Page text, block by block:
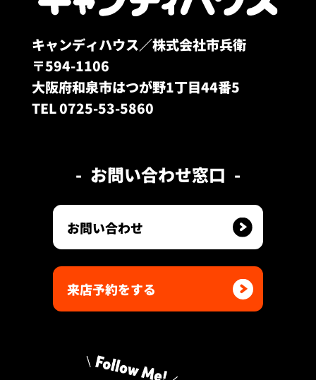
キャンディハウス／株式会社市兵衛
〒594-1106
大阪府和泉市はつが野1丁目44番5
TEL 0725-53-5860
お問い合わせ窓口
お問い合わせ
来店予約をする